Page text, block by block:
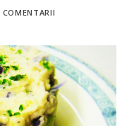
COMENTARII